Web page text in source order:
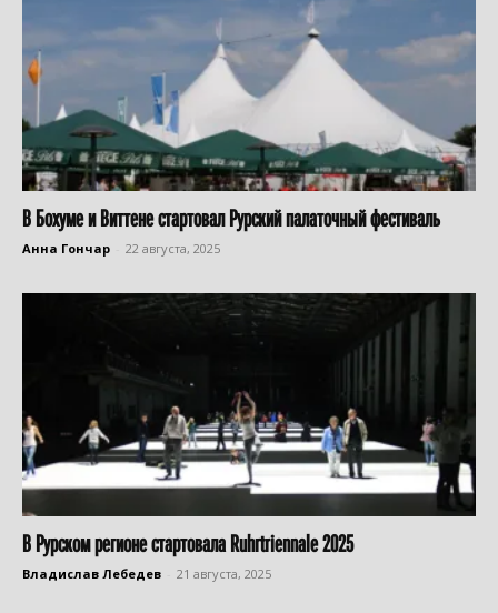
В Бохуме и Виттене стартовал Рурский палаточный фестиваль
Анна Гончар 22 августа, 2025
В Рурском регионе стартовала Ruhrtriennale 2025
Владислав Лебедев 21 августа, 2025